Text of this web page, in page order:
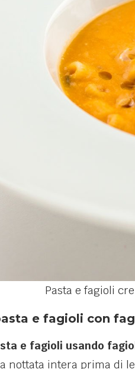
Pasta e fagioli
e fagioli con
e fagioli usando
nottata intera prima di